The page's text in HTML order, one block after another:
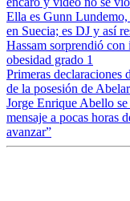
Ella es Gunn
en Suecia; es DJ y así
Hassam sorprendió
obesidad grado 1
Primeras declaraciones
de la posesión de
Jorge Enrique Abello
mensaje a pocas horas
avanzar”